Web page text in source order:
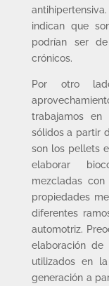
indican que
podrían ser
crónicos.
Por otro
trabajamos en
sólidos a partir
son los pellets
elaborar
mezcladas
propiedades
diferentes
automotriz.
elaboración de
utilizados en
generación a